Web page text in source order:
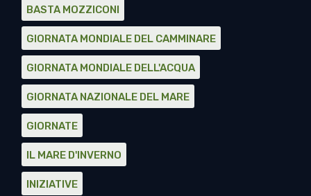
BASTA MOZZICONI
GIORNATA MONDIALE DEL CAMMINARE
GIORNATA MONDIALE DELL'ACQUA
GIORNATA NAZIONALE DEL MARE
GIORNATE
IL MARE D'INVERNO
INIZIATIVE